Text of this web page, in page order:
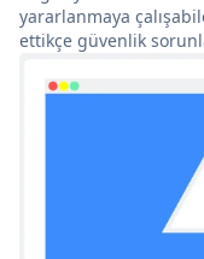
yararlanmaya
ettikçe güvenlik